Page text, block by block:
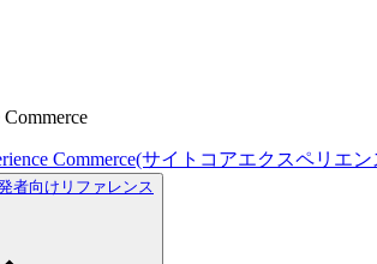
Commerce
Commerce(サイトコアエクスペリエ
者向けリファレンス